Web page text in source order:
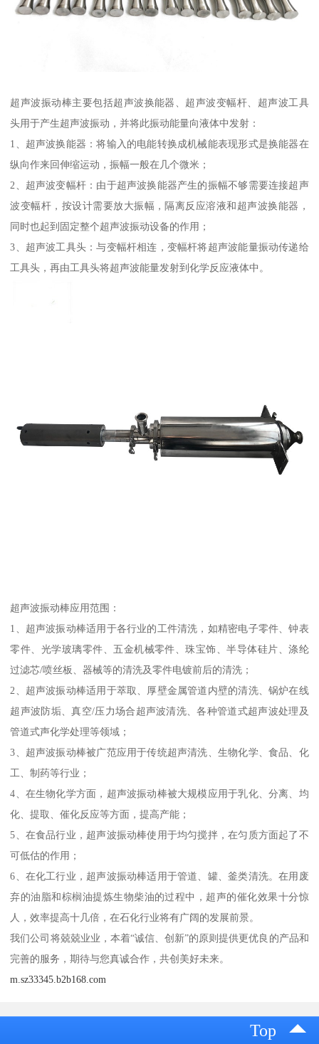
超声波振动棒主要包括超声波换能器、超声波变幅杆、超声波工具
头用于产生超声波振动，并将此振动能量向液体中发射：
1、超声波换能器：将输入的电能转换成机械能表现形式是换能器在
纵向作来回伸缩运动，振幅一般在几个微米；
2、超声波变幅杆：由于超声波换能器产生的振幅不够需要连接超声
波变幅杆，按设计需要放大振幅，隔离反应溶液和超声波换能器，
同时也起到固定整个超声波振动设备的作用；
3、超声波工具头：与变幅杆相连，变幅杆将超声波能量振动传递给
工具头，再由工具头将超声波能量发射到化学反应液体中。
超声波振动棒应用范围：
1、超声波振动棒适用于各行业的工件清洗，如精密电子零件、钟表
零件、光学玻璃零件、五金机械零件、珠宝饰、半导体硅片、涤纶
过滤芯/喷丝板、器械等的清洗及零件电镀前后的清洗；
2、超声波振动棒适用于萃取、厚壁金属管道内壁的清洗、锅炉在线
超声波防垢、真空/压力场合超声波清洗、各种管道式超声波处理及
管道式声化学处理等领域；
3、超声波振动棒被广范应用于传统超声清洗、生物化学、食品、化
工、制药等行业；
4、在生物化学方面，超声波振动棒被大规模应用于乳化、分离、均
化、提取、催化反应等方面，提高产能；
5、在食品行业，超声波振动棒使用于均匀搅拌，在匀质方面起了不
可低估的作用；
6、在化工行业，超声波振动棒适用于管道、罐、釜类清洗。在用废
弃的油脂和棕榈油提炼生物柴油的过程中，超声的催化效果十分惊
人，效率提高十几倍，在石化行业将有广阔的发展前景。
我们公司将兢兢业业，本着“诚信、创新”的原则提供更优良的产品和
完善的服务，期待与您真诚合作，共创美好未来。
m.sz33345.b2b168.com
Top